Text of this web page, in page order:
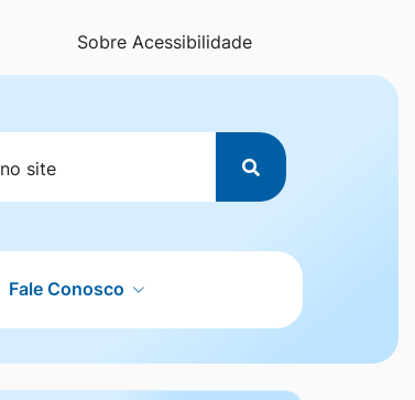
Sobre Acessibilidade
Fale Conosco